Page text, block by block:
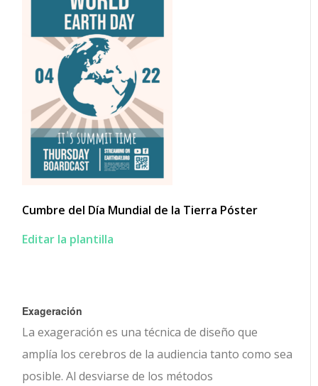
Cumbre del Día Mundial de la Tierra Póster
Editar la plantilla
Exageración
La exageración es una técnica de diseño que
amplía los cerebros de la audiencia tanto como sea
posible. Al desviarse de los métodos